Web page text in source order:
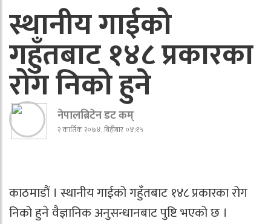
स्थानीय गाईको
गहुँतबाट १४८ प्रकारका
रोग निको हुने
नेपालब्रिटेन डट कम्
२ कार्तिक २०७४, बिहीबार ०४:१५
काठमाडौं । स्थानीय गाईको गहुँतबाट १४८ प्रकारका रोग
निको हुने वैज्ञानिक अनुसन्धानबाट पुष्टि भएको छ ।